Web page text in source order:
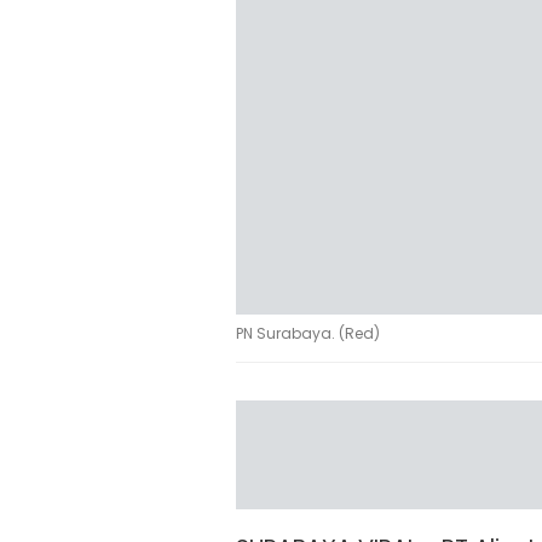
PN Surabaya. (Red)